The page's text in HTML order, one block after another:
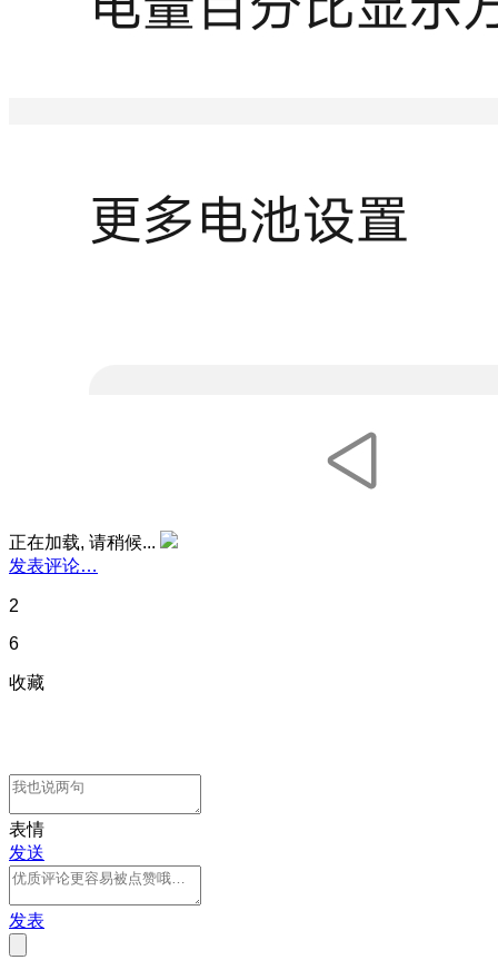
正在加载, 请稍候...
发表评论…
2
6
收藏
表情
发送
发表